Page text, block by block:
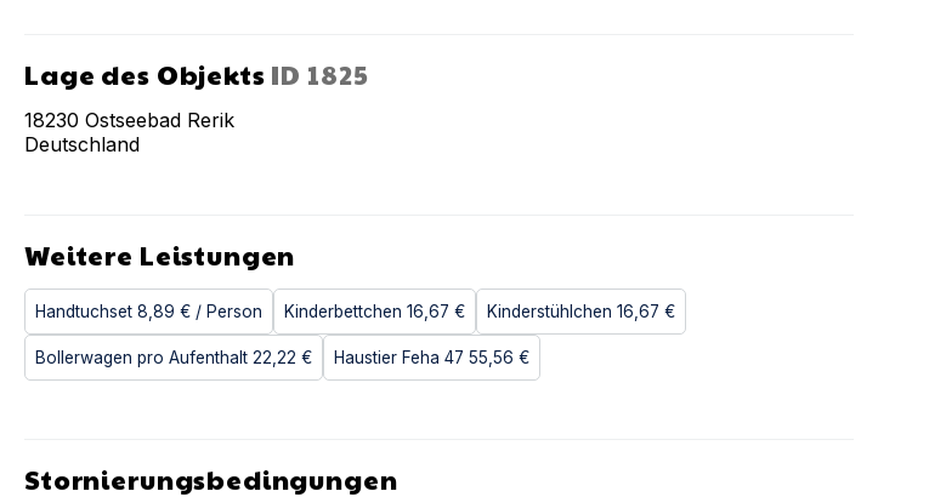
Lage des Objekts ID 1825
18230 Ostseebad Rerik
Deutschland
Weitere Leistungen
Handtuchset 8,89 € / Person Kinderbettchen 16,67 € Kinderstühlchen 16,67 €
Bollerwagen pro Aufenthalt 22,22 € Haustier Feha 47 55,56 €
Stornierungsbedingungen